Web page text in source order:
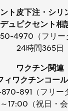
ト皮下注・シリ
デュピクセント相
4970（フリー
24時間365日
ワクチン関連
ィワクチンコー
891（フリー
17:00（祝日・会